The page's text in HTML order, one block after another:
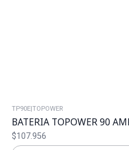
TP90E |TOPOWER
BATERIA TOPOWER 90
$107.956